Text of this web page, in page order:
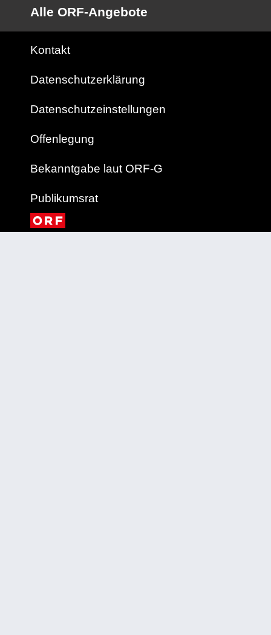
Alle ORF-Angebote
Kontakt
Datenschutzerklärung
Datenschutzeinstellungen
Offenlegung
Bekanntgabe laut ORF-G
Publikumsrat